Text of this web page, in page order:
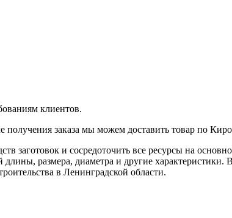
клиентов.
получения заказа мы можем доставить товар по
заготовок и сосредоточить все ресурсы на
длины, размера, диаметра и другие
в Ленинградской области.